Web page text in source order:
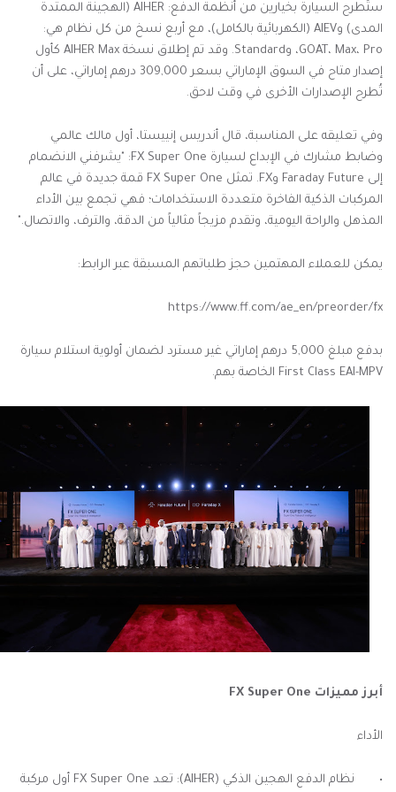
ستُطرح السيارة بخيارين من أنظمة الدفع: AIHER (الهجينة الممتدة
المدى) وAIEV (الكهربائية بالكامل)، مع أربع نسخ من كل نظام هي:
GOAT، Max، Pro، وStandard. وقد تم إطلاق نسخة AIHER Max كأول
إصدار متاح في السوق الإماراتي بسعر 309,000 درهم إماراتي، على أن
تُطرح الإصدارات الأخرى في وقت لاحق.
وفي تعليقه على المناسبة، قال أندريس إنييستا، أول مالك عالمي
وضابط مشارك في الإبداع لسيارة FX Super One: "يشرفني الانضمام
إلى Faraday Future وFX. تمثل FX Super One قمة جديدة في عالم
المركبات الذكية الفاخرة متعددة الاستخدامات؛ فهي تجمع بين الأداء
المذهل والراحة اليومية، وتقدم مزيجاً مثالياً من الدقة، والترف، والاتصال."
يمكن للعملاء المهتمين حجز طلباتهم المسبقة عبر الرابط:
https://www.ff.com/ae_en/preorder/fx
بدفع مبلغ 5,000 درهم إماراتي غير مسترد لضمان أولوية استلام سيارة
First Class EAI-MPV الخاصة بهم.
أبرز مميزات FX Super One
الأداء
•
نظام الدفع الهجين الذكي (AIHER): تعد FX Super One أول مركبة